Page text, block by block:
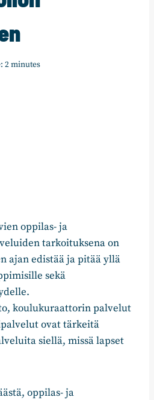
2minutes
oppilas- ja
tarkoituksena on
ajan edistää ja pitää yllä
sekä
koulukuraattorin palvelut
ovat tärkeitä
siellä, missä lapset
oppilas- ja